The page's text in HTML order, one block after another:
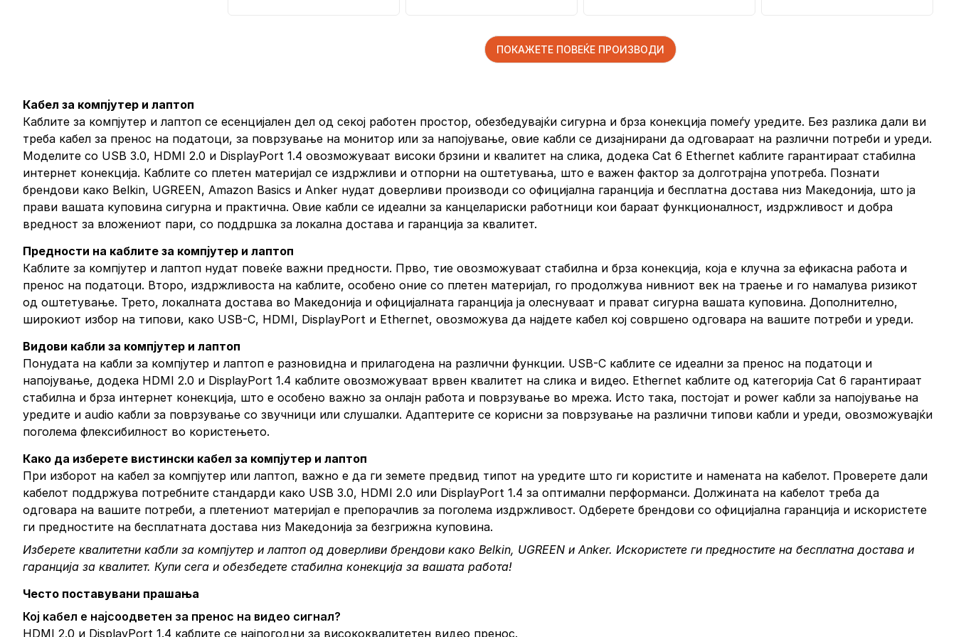
ПОКАЖЕТЕ ПОВЕЌЕ ПРОИЗВОДИ
Кабел за компјутер и лаптоп
Каблите за компјутер и лаптоп се есенцијален дел од секој работен простор, обезбедувајќи сигурна и брза конекција помеѓу уредите. Без разлика дали ви
треба кабел за пренос на податоци, за поврзување на монитор или за напојување, овие кабли се дизајнирани да одговараат на различни потреби и уреди.
Моделите со USB 3.0, HDMI 2.0 и DisplayPort 1.4 овозможуваат високи брзини и квалитет на слика, додека Cat 6 Ethernet каблите гарантираат стабилна
интернет конекција. Каблите со плетен материјал се издржливи и отпорни на оштетувања, што е важен фактор за долготрајна употреба. Познати
брендови како Belkin, UGREEN, Amazon Basics и Anker нудат доверливи производи со официјална гаранција и бесплатна достава низ Македонија, што ја
прави вашата куповина сигурна и практична. Овие кабли се идеални за канцелариски работници кои бараат функционалност, издржливост и добра
вредност за вложениот пари, со поддршка за локална достава и гаранција за квалитет.
Предности на каблите за компјутер и лаптоп
Каблите за компјутер и лаптоп нудат повеќе важни предности. Прво, тие овозможуваат стабилна и брза конекција, која е клучна за ефикасна работа и
пренос на податоци. Второ, издржливоста на каблите, особено оние со плетен материјал, го продолжува нивниот век на траење и го намалува ризикот
од оштетување. Трето, локалната достава во Македонија и официјалната гаранција ја олеснуваат и прават сигурна вашата куповина. Дополнително,
широкиот избор на типови, како USB-C, HDMI, DisplayPort и Ethernet, овозможува да најдете кабел кој совршено одговара на вашите потреби и уреди.
Видови кабли за компјутер и лаптоп
Понудата на кабли за компјутер и лаптоп е разновидна и прилагодена на различни функции. USB-C каблите се идеални за пренос на податоци и
напојување, додека HDMI 2.0 и DisplayPort 1.4 каблите овозможуваат врвен квалитет на слика и видео. Ethernet каблите од категорија Cat 6 гарантираат
стабилна и брза интернет конекција, што е особено важно за онлајн работа и поврзување во мрежа. Исто така, постојат и power кабли за напојување на
уредите и audio кабли за поврзување со звучници или слушалки. Адаптерите се корисни за поврзување на различни типови кабли и уреди, овозможувајќи
поголема флексибилност во користењето.
Како да изберете вистински кабел за компјутер и лаптоп
При изборот на кабел за компјутер или лаптоп, важно е да ги земете предвид типот на уредите што ги користите и намената на кабелот. Проверете дали
кабелот поддржува потребните стандарди како USB 3.0, HDMI 2.0 или DisplayPort 1.4 за оптимални перформанси. Должината на кабелот треба да
одговара на вашите потреби, а плетениот материјал е препорачлив за поголема издржливост. Одберете брендови со официјална гаранција и искористете
ги предностите на бесплатната достава низ Македонија за безгрижна куповина.
Изберете квалитетни кабли за компјутер и лаптоп од доверливи брендови како Belkin, UGREEN и Anker. Искористете ги предностите на бесплатна достава и
гаранција за квалитет. Купи сега и обезбедете стабилна конекција за вашата работа!
Често поставувани прашања
Кој кабел е најсоодветен за пренос на видео сигнал?
HDMI 2.0 и DisplayPort 1.4 каблите се најпогодни за висококвалитетен видео пренос.